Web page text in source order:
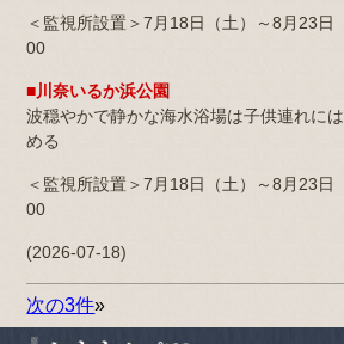
＜監視所設置＞7月18日（土）～8月23
00
■川奈いるか浜公園
波穏やかで静かな海水浴場は子供連れに
める
＜監視所設置＞7月18日（土）～8月23
00
(2026-07-18)
次の3件»